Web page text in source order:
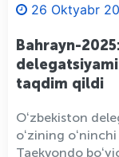
26 Oktyabr
Bahrayn-
taqdim qildi
Oʻzbekiston
oʻzining
Taekvondo